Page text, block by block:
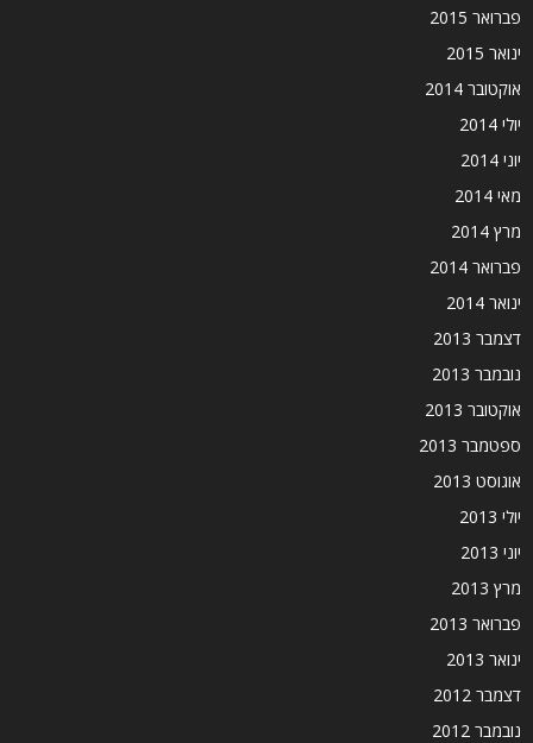
פברואר 2015
ינואר 2015
אוקטובר 2014
יולי 2014
יוני 2014
מאי 2014
מרץ 2014
פברואר 2014
ינואר 2014
דצמבר 2013
נובמבר 2013
אוקטובר 2013
ספטמבר 2013
אוגוסט 2013
יולי 2013
יוני 2013
מרץ 2013
פברואר 2013
ינואר 2013
דצמבר 2012
נובמבר 2012